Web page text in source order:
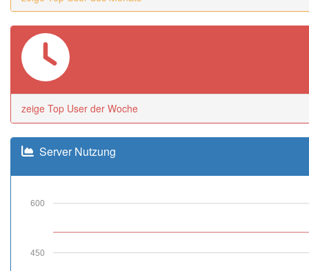
zeige Top User der Woche
Server Nutzung
450
600